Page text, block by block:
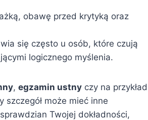
obawę przed krytyką oraz
się często u osób, które czują
logicznego myślenia.
, egzamin ustny czy na przykład
szczegół może mieć inne
Twojej dokładności,